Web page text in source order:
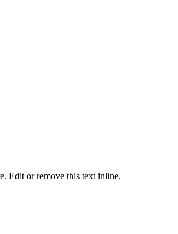
Edit or remove this text inline.